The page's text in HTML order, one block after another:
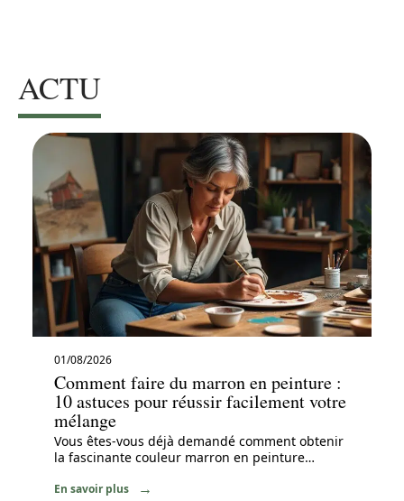
ACTU
01/08/2026
Comment faire du marron en peinture :
10 astuces pour réussir facilement votre
mélange
Vous êtes-vous déjà demandé comment obtenir
la fascinante couleur marron en peinture…
En savoir plus